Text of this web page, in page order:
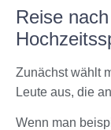
Reise
Zunächst wählt
Leute aus, die
Wenn man